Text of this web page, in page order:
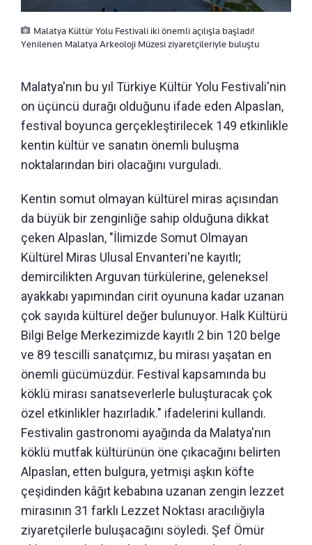
Malatya Kültür Yolu Festivali iki önemli açılışla başladı!
Yenilenen Malatya Arkeoloji Müzesi ziyaretçileriyle buluştu
Malatya'nın bu yıl Türkiye Kültür Yolu Festivali'nin
on üçüncü durağı olduğunu ifade eden Alpaslan,
festival boyunca gerçekleştirilecek 149 etkinlikle
kentin kültür ve sanatın önemli buluşma
noktalarından biri olacağını vurguladı.
Kentin somut olmayan kültürel miras açısından
da büyük bir zenginliğe sahip olduğuna dikkat
çeken Alpaslan, "İlimizde Somut Olmayan
Kültürel Miras Ulusal Envanteri'ne kayıtlı;
demircilikten Arguvan türkülerine, geleneksel
ayakkabı yapımından cirit oyununa kadar uzanan
çok sayıda kültürel değer bulunuyor. Halk Kültürü
Bilgi Belge Merkezimizde kayıtlı 2 bin 120 belge
ve 89 tescilli sanatçımız, bu mirası yaşatan en
önemli gücümüzdür. Festival kapsamında bu
köklü mirası sanatseverlerle buluşturacak çok
özel etkinlikler hazırladık." ifadelerini kullandı.
Festivalin gastronomi ayağında da Malatya'nın
köklü mutfak kültürünün öne çıkacağını belirten
Alpaslan, etten bulgura, yetmişi aşkın köfte
çeşidinden kâğıt kebabına uzanan zengin lezzet
mirasının 31 farklı Lezzet Noktası aracılığıyla
ziyaretçilerle buluşacağını söyledi. Şef Ömür